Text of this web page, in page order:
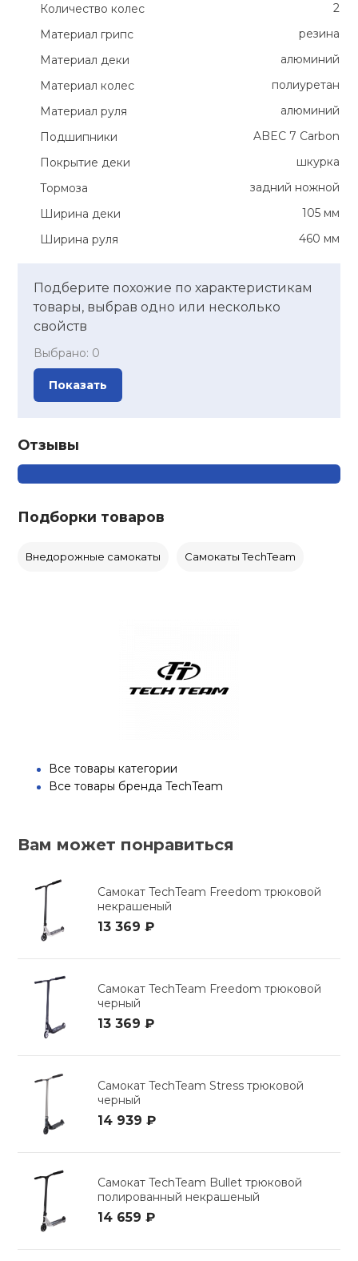
Количество колес
2
Материал грипс
резина
Материал деки
алюминий
Материал колес
полиуретан
Материал руля
алюминий
Подшипники
ABEC 7 Carbon
Покрытие деки
шкурка
Тормоза
задний ножной
Ширина деки
105 мм
Ширина руля
460 мм
Подберите похожие по характеристикам
товары, выбрав одно или несколько
свойств
Выбрано: 0
Показать
Отзывы
Подборки товаров
Внедорожные самокаты Самокаты TechTeam
Все товары категории
Все товары бренда TechTeam
Вам может понравиться
Самокат TechTeam Freedom трюковой
некрашеный
13 369 ₽
Самокат TechTeam Freedom трюковой
черный
13 369 ₽
Самокат TechTeam Stress трюковой
черный
14 939 ₽
Самокат TechTeam Bullet трюковой
полированный некрашеный
14 659 ₽